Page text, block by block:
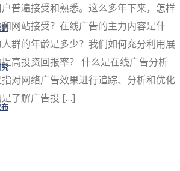
普遍接受和熟悉。这么多年下来，怎样
网站接受？在线广告的主力内容是什
群的年龄是多少？我们如何充分利用展
高投资回报率？ 什么是在线广告分析
对网络广告效果进行追踪、分析和优化
了解广告投 […]